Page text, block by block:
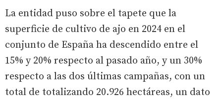
La entidad puso sobre el tapete que la
superficie de cultivo de ajo en 2024 en el
conjunto de España ha descendido entre el
15% y 20% respecto al pasado año, y un 30%
respecto a las dos últimas campañas, con un
total de totalizando 20.926 hectáreas, un dato